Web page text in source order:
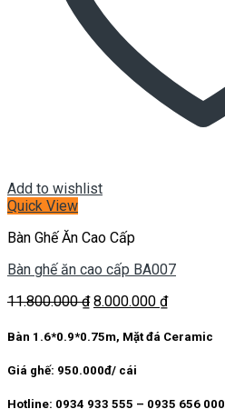
Add to wishlist
Quick View
Bàn Ghế Ăn Cao Cấp
Bàn ghế ăn cao cấp BA007
11.800.000₫ Giá
là:
8.000.000 ₫Giá
tại
Bàn 1.6*0.9*0.75m, Mặt đá Ceramic
Giá ghế: 950.000đ/ cái
Hotline: 0934 933 555 – 0935 656 000